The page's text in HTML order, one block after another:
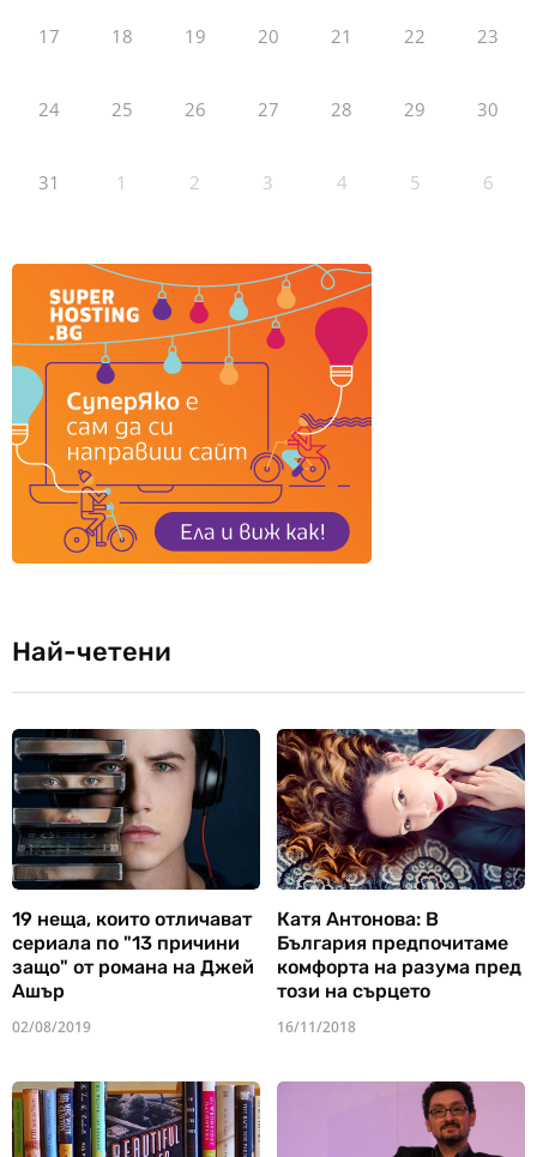
17 18 19 20 21 22 23
24 25 26 27 28 29 30
31 1 2 3 4 5 6
Най-четени
19 неща, които отличават
сериала по "13 причини
защо" от романа на Джей
Ашър
02/08/2019
Катя Антонова: В
България предпочитаме
комфорта на разума пред
този на сърцето
16/11/2018